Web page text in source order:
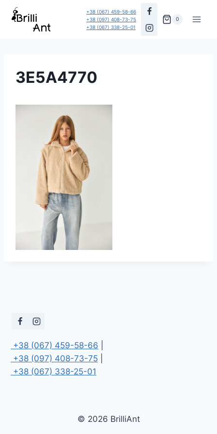
Перейти
+38 (067) 459-58-66
+38 (097) 408-73-75
+38 (067) 338-25-01
0
3E5A4770
+38 (067) 459-58-66
+38 (097) 408-73-75
+38 (067) 338-25-01
© 2026 BrilliAnt